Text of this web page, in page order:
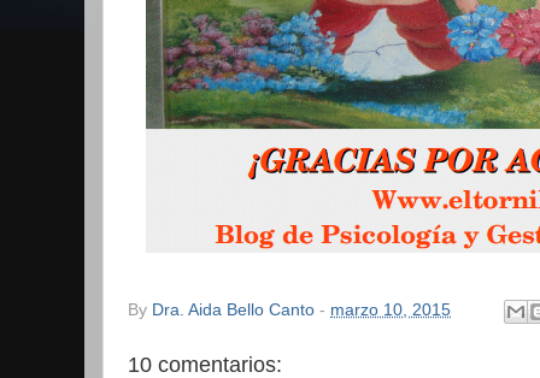
By Dra. Aida Bello Canto - marzo 10, 2015
10 comentarios: